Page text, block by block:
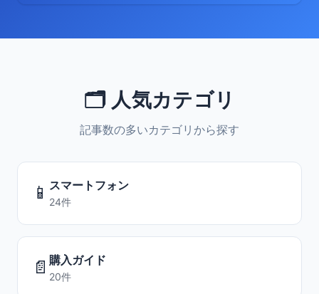
🗂️ 人気カテゴリ
記事数の多いカテゴリから探す
📱 スマートフォン
24件
📄 購入ガイド
20件